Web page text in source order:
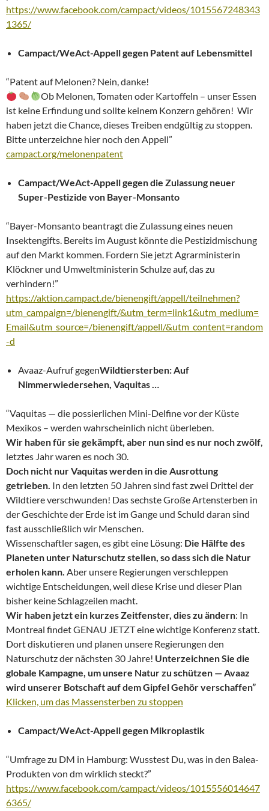
https://www.facebook.com/campact/videos/1015567248343
1365/
Campact/WeAct-Appell gegen Patent auf Lebensmittel
“Patent auf Melonen? Nein, danke!
Ob Melonen, Tomaten oder Kartoffeln – unser Essen
ist keine Erfindung und sollte keinem Konzern gehören! Wir
haben jetzt die Chance, dieses Treiben endgültig zu stoppen.
Bitte unterzeichne hier noch den Appell”
campact.org/melonenpatent
Campact/WeAct-Appell gegen die Zulassung neuer
Super-Pestizide von Bayer-Monsanto
“Bayer-Monsanto beantragt die Zulassung eines neuen
Insektengifts. Bereits im August könnte die Pestizidmischung
auf den Markt kommen. Fordern Sie jetzt Agrarministerin
Klöckner und Umweltministerin Schulze auf, das zu
verhindern!”
https://aktion.campact.de/bienengift/appell/teilnehmen?
utm_campaign=/bienengift/&utm_term=link1&utm_medium=
Email&utm_source=/bienengift/appell/&utm_content=random
-d
Avaaz-Aufruf gegenWildtiersterben: Auf
Nimmerwiedersehen, Vaquitas …
“Vaquitas — die possierlichen Mini-Delfine vor der Küste
Mexikos – werden wahrscheinlich nicht überleben.
Wir haben für sie gekämpft, aber nun sind es nur noch zwölf,
letztes Jahr waren es noch 30.
Doch nicht nur Vaquitas werden in die Ausrottung
getrieben. In den letzten 50 Jahren sind fast zwei Drittel der
Wildtiere verschwunden! Das sechste Große Artensterben in
der Geschichte der Erde ist im Gange und Schuld daran sind
fast ausschließlich wir Menschen.
Wissenschaftler sagen, es gibt eine Lösung: Die Hälfte des
Planeten unter Naturschutz stellen, so dass sich die Natur
erholen kann. Aber unsere Regierungen verschleppen
wichtige Entscheidungen, weil diese Krise und dieser Plan
bisher keine Schlagzeilen macht.
Wir haben jetzt ein kurzes Zeitfenster, dies zu ändern: In
Montreal findet GENAU JETZT eine wichtige Konferenz statt.
Dort diskutieren und planen unsere Regierungen den
Naturschutz der nächsten 30 Jahre! Unterzeichnen Sie die
globale Kampagne, um unsere Natur zu schützen — Avaaz
wird unserer Botschaft auf dem Gipfel Gehör verschaffen”
Klicken, um das Massensterben zu stoppen
Campact/WeAct-Appell gegen Mikroplastik
“Umfrage zu DM in Hamburg: Wusstest Du, was in den Balea-
Produkten von dm wirklich steckt?”
https://www.facebook.com/campact/videos/1015556014647
6365/